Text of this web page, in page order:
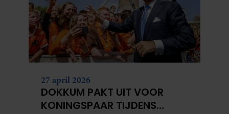
27 april 2026
DOKKUM PAKT UIT VOOR
KONINGSPAAR TIJDENS